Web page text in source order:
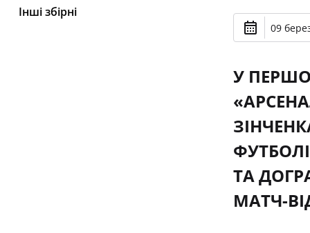
Інші збірні
09
У
ТА
МАТЧ-